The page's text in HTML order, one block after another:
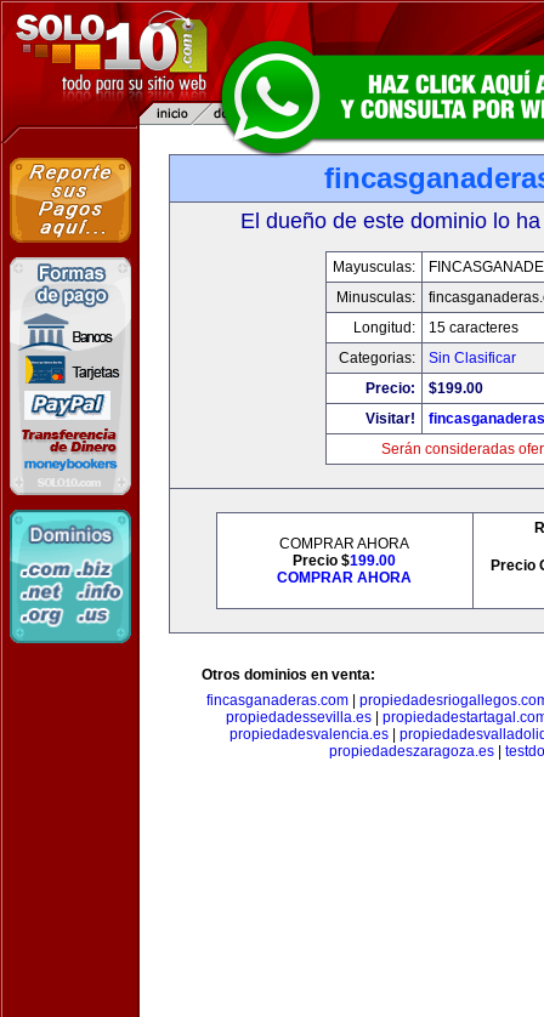
El dueño de este dominio lo
Mayusculas:
Minusculas:
Longitud:
15 caracteres
Categorias:
Sin Clasificar
Precio:
$199.00
Visitar!
Serán consideradas
COMPRAR AHORA
Precio $199.00
COMPRAR AHORA
Precio
Otros dominios en venta:
fincasganaderas.com
propiedadessevilla.es
propiedadesvalencia.es|
propiedadeszaragoza.es|